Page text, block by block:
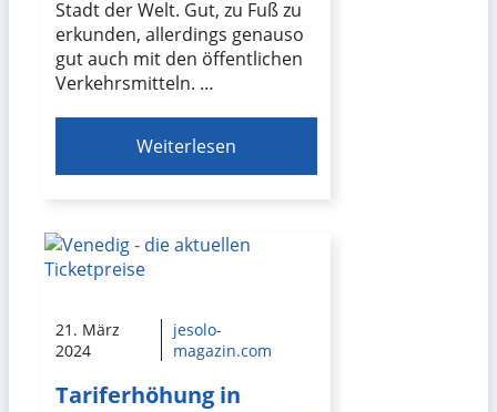
Stadt der Welt. Gut, zu Fuß zu
erkunden, allerdings genauso
gut auch mit den öffentlichen
Verkehrsmitteln. …
Weiterlesen
21. März
2024
jesolo-
magazin.com
Tariferhöhung in